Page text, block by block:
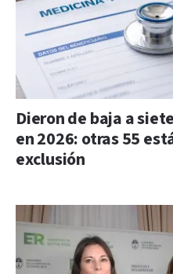
Dieron de baja a
en 2026: otras 55
exclusión